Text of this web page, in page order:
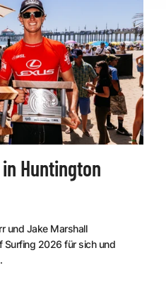
Huntington
und Jake Marshall
Surfing 2026 für sich und